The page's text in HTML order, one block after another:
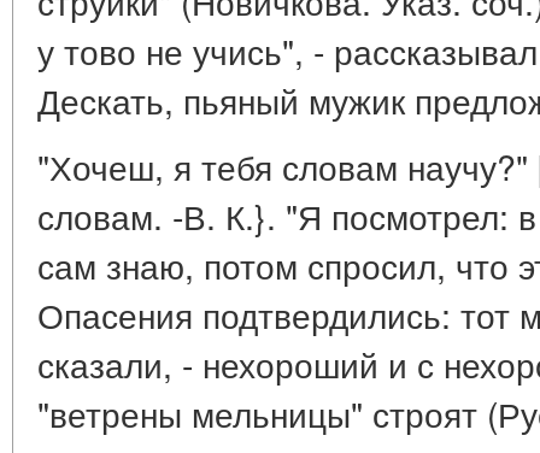
у тово не учись", -
Дескать, пьяный мужик
"Хочеш, я тебя словам
словам. -В. К.}. "Я посмотрел:
сам знаю, потом спросил, что
Опасения подтвердились: тот
сказали, - нехороший и с
"ветрены мельницы" строят